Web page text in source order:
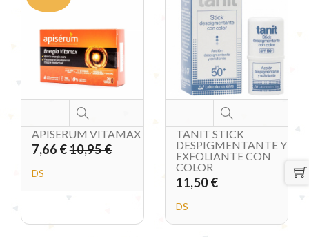
APISERUM VITAMAX
7,66 €10,95 €
DS
TANIT STICK
DESPIGMENTANTE Y
EXFOLIANTE CON
COLOR
11,50 €
DS